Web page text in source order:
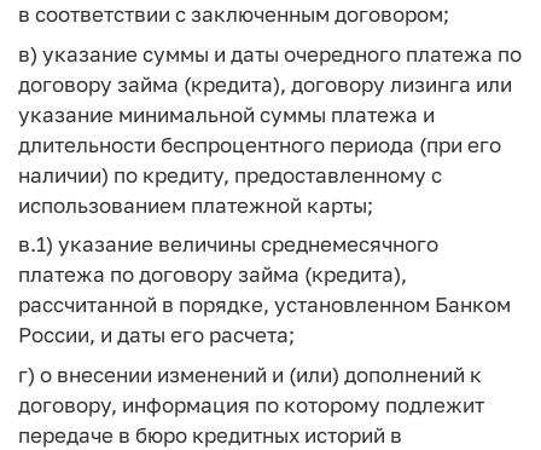
в соответствии с заключенным договором;
в) указание суммы и даты очередного платежа по
договору займа (кредита), договору лизинга или
указание минимальной суммы платежа и
длительности беспроцентного периода (при его
наличии) по кредиту, предоставленному с
использованием платежной карты;
в.1) указание величины среднемесячного
платежа по договору займа (кредита),
рассчитанной в порядке, установленном Банком
России, и даты его расчета;
г) о внесении изменений и (или) дополнений к
договору, информация по которому подлежит
передаче в бюро кредитных историй в